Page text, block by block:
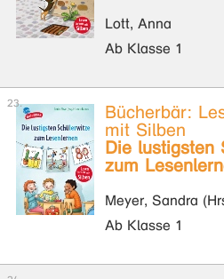
Lott, Anna
Ab Klasse 1
Bücherbär:
mit Silben
Die lustigsten
zum
Meyer, Sandra
Ab Klasse 1